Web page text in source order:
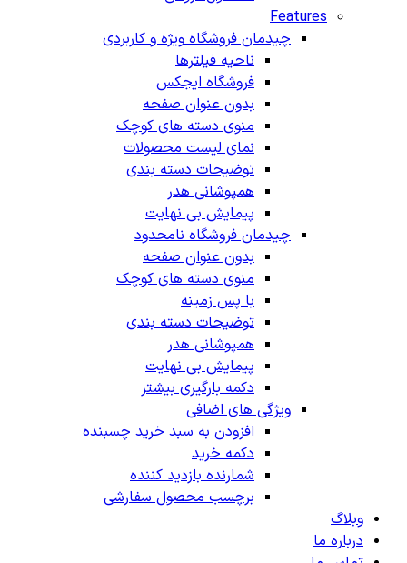
Features
چیدمان فروشگاهویژه و کاربردی
ناحیه فیلترها
فروشگاه ایجکس
بدون عنوان صفحه
منوی دسته های کوچک
نمای لیست محصولات
توضیحات دسته بندی
همپوشانی هدر
پیمایش بی نهایت
چیدمان فروشگاهنامحدود
بدون عنوان صفحه
منوی دسته های کوچک
با پس زمینه
توضیحات دسته بندی
همپوشانی هدر
پیمایش بی نهایت
دکمه بارگیری بیشتر
ویژگی های اضافی
افزودن به سبد خرید چسبنده
دکمه خرید
شمارنده بازدید کننده
برچسب محصول سفارشی
وبلاگ
درباره ما